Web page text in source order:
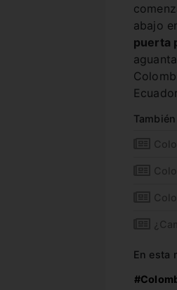
abajo
puerta
En esta